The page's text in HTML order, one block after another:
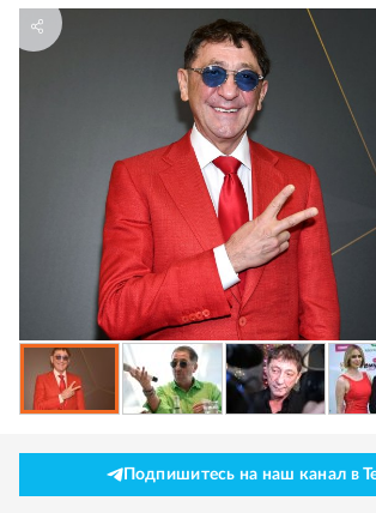
Подпишитесь на наш канал в